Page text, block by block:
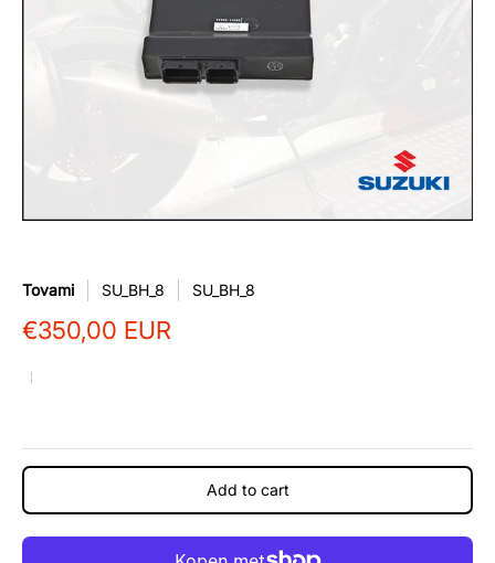
Tovami SU_BH_8 SU_BH_8
€350,00 EUR
Add to cart